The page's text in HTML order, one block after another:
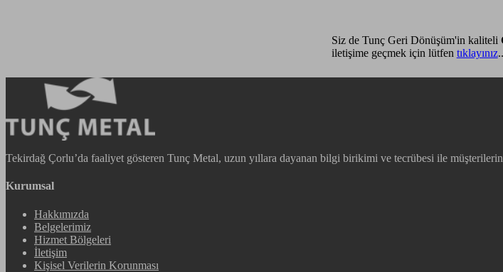
Siz de Tunç Geri Dönüşüm'in kaliteli
iletişime geçmek için lütfen tıklayınız
Tekirdağ Çorlu’da faaliyet gösteren Tunç Metal, uzun yıllara dayanan bilgi birikimi ve tecrübesi ile
Kurumsal
Hakkımızda
Belgelerimiz
Hizmet Bölgeleri
İletişim
Kişisel Verilerin Korunması